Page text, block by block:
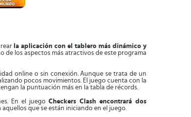
la aplicación con el tablero más dinámico y
de los aspectos más atractivos de este programa
online o sin conexión. Aunque se trata de un
pocos movimientos. El juego cuenta con la
la puntuación más en la tabla de récords.
En el juegoCheckers Clash encontrará dos
que se están iniciando en el juego.